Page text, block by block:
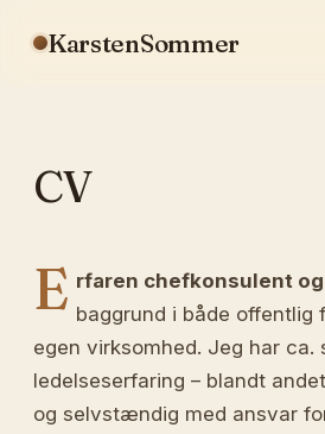
KarstenSommer
CV
E rfaren chefkonsulent
baggrund i både offentlig
egen virksomhed. Jeg har ca.
ledelseserfaring – blandt
og selvstændig med ansvar